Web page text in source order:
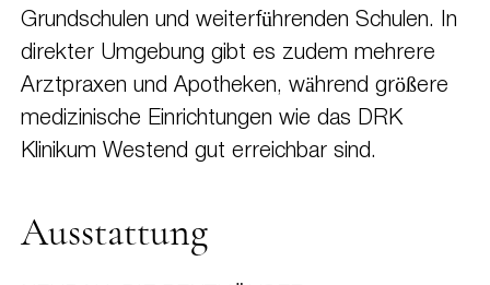
Grundschulen und weiterführenden Schulen. In
direkter Umgebung gibt es zudem mehrere
Arztpraxen und Apotheken, während größere
medizinische Einrichtungen wie das DRK
Klinikum Westend gut erreichbar sind.
Ausstattung